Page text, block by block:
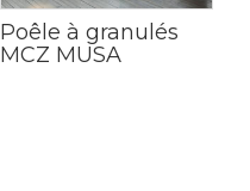
Poêle à granulés
MCZ MUSA